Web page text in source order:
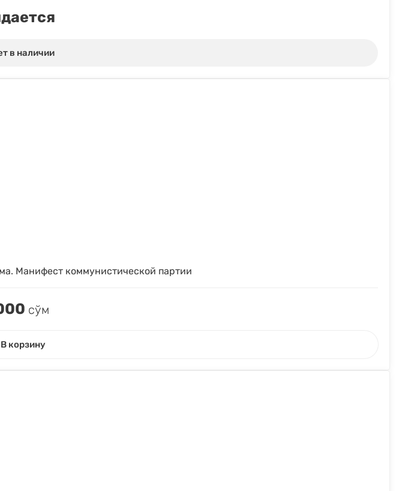
в наличии
Манифест коммунистической партии
сўм
В корзину